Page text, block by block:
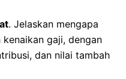
. Jelaskan mengapa
gaji, dengan
dan nilai tambah